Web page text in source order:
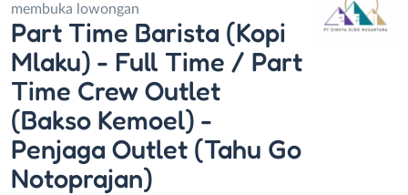
membuka lowongan
Part Time Barista (Kopi
Mlaku) - Full Time / Part
Time Crew Outlet
(Bakso Kemoel) -
Penjaga Outlet (Tahu Go
Notoprajan)